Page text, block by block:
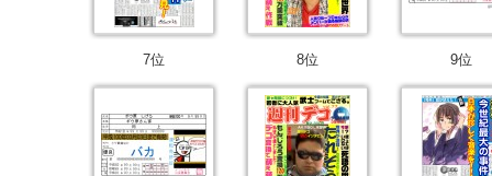
7位 8位 9位